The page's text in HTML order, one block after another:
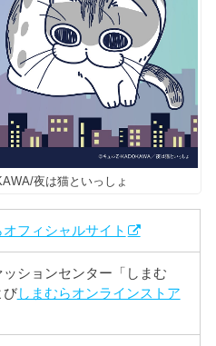
夜は猫といっしょ
オフィシャルサイト
ションセンター「しまむ
びしまむらオンラインストア